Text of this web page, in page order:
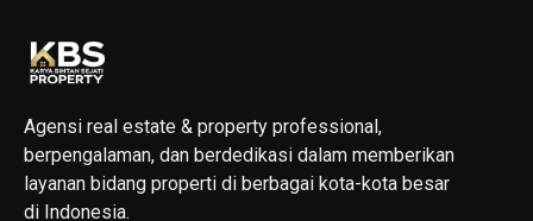
Agensi real estate & property professional,
berpengalaman, dan berdedikasi dalam memberikan
layanan bidang properti di berbagai kota-kota besar
di Indonesia.